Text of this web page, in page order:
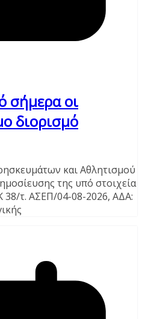
σήμερα οι
διορισμό
και Αθλητισμού
της υπό στοιχεία
38/τ. ΑΣΕΠ/04-08-2026, ΑΔΑ: